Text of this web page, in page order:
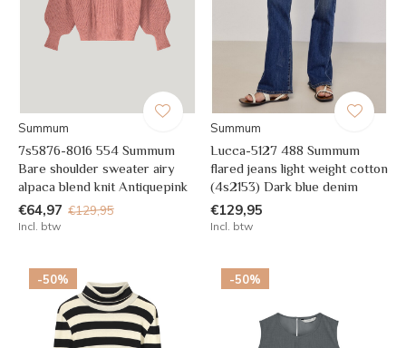
Summum
7s5876-8016 554 Summum
Bare shoulder sweater airy
alpaca blend knit Antiquepink
€64,97 €129,95
Incl. btw
Summum
Lucca-5127 488 Summum
flared jeans light weight cotton
(4s2153) Dark blue denim
€129,95
Incl. btw
-50% -50%